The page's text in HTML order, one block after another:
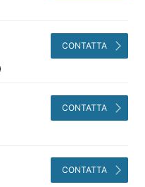
CONTATTA
CONTATTA
CONTATTA